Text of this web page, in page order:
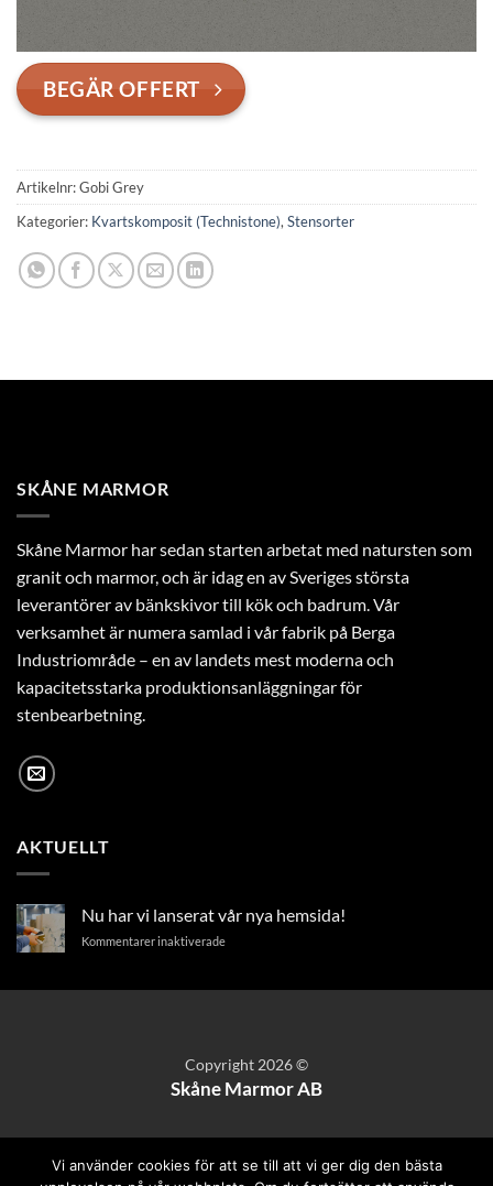
BEGÄR OFFERT
Artikelnr:Gobi Grey
Kategorier: Kvartskomposit (Technistone),Stensorter
SKÅNE MARMOR
Skåne Marmor har sedan starten arbetat med natursten som
granit och marmor, och är idag en av Sveriges största
leverantörer av bänkskivor till kök och badrum. Vår
verksamhet är numera samlad i vår fabrik på Berga
Industriområde – en av landets mest moderna och
kapacitetsstarka produktionsanläggningar för
stenbearbetning.
AKTUELLT
Nu har vi lanserat vår nya hemsida!
Kommentarer inaktiveradeför
hemsida!
Copyright 2026 ©
Skåne Marmor AB
Vi använder cookies för att se till att vi ger dig den bästa